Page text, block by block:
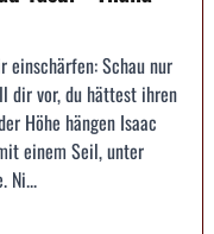
einschärfen: Schau nur
dir vor, du hättest ihren
Höhe hängen Isaac
einem Seil, unter
Ni...